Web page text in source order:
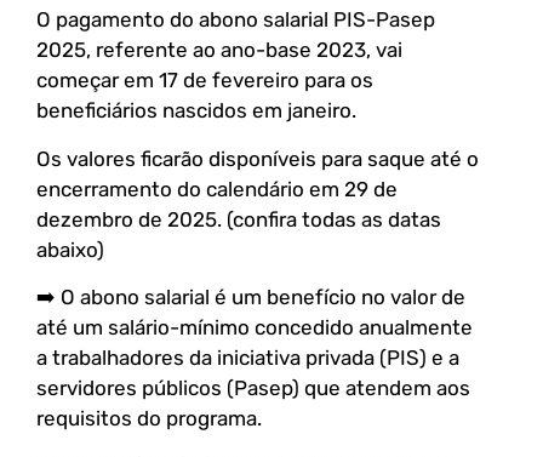
O pagamento do abono salarial PIS-Pasep
2025, referente ao ano-base 2023, vai
começar em 17 de fevereiro para os
beneficiários nascidos em janeiro.
Os valores ficarão disponíveis para saque até o
encerramento do calendário em 29 de
dezembro de 2025. (confira todas as datas
abaixo)
➡️ O abono salarial é um benefício no valor de
até um salário-mínimo concedido anualmente
a trabalhadores da iniciativa privada (PIS) e a
servidores públicos (Pasep) que atendem aos
requisitos do programa.